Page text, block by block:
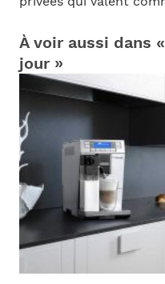
À voir aussi dans
jour »